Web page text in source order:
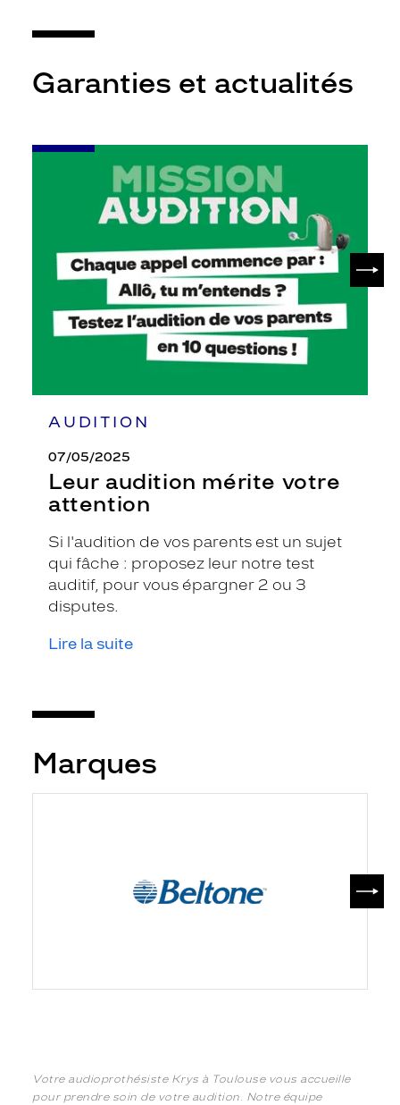
Garanties et actualités
AUDITION
07/05/2025
Leur audition mérite votre
attention
Si l'audition de vos parents est un sujet
qui fâche : proposez leur notre test
auditif, pour vous épargner 2 ou 3
disputes.
Lire la suite
-
Marques
Votre audioprothésiste Krys à Toulouse vous accueille
pour prendre soin de votre audition. Notre équipe